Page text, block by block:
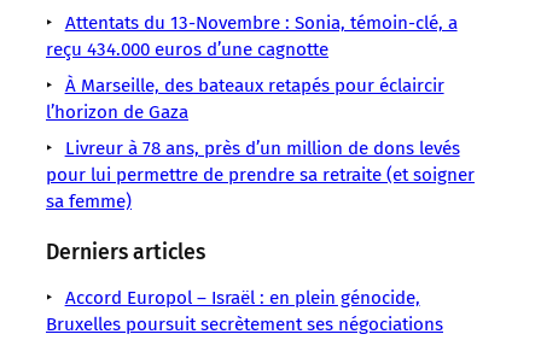
tiers-
lieu
solidaire
Attentats du 13-Novembre : Sonia, témoin-clé, a
reçu 434.000 euros d’une cagnotte
À Marseille, des bateaux retapés pour éclaircir
l’horizon de Gaza
Livreur à 78 ans, près d’un million de dons levés
pour lui permettre de prendre sa retraite (et soigner
sa femme)
Derniers articles
Accord Europol – Israël : en plein génocide,
Bruxelles poursuit secrètement ses négociations